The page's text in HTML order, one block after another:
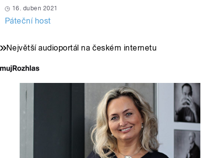
16. duben 2021
Páteční host
Největší audioportál na českém internetu